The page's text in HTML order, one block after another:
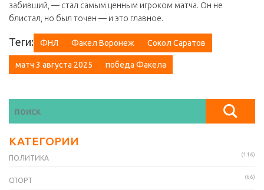
забивший, — стал самым ценным игроком матча. Он не
блистал, но был точен — и это главное.
Теги: ФНЛ Факел Воронеж Сокол Саратов
матч 3 августа 2025 победа Факела
КАТЕГОРИИ
ПОЛИТИКА (116)
СПОРТ (66)